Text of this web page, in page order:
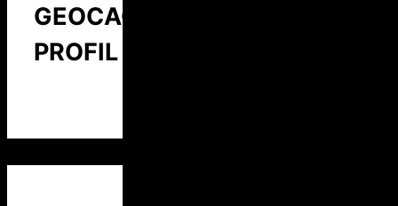
GEOCACHING
PROFIL